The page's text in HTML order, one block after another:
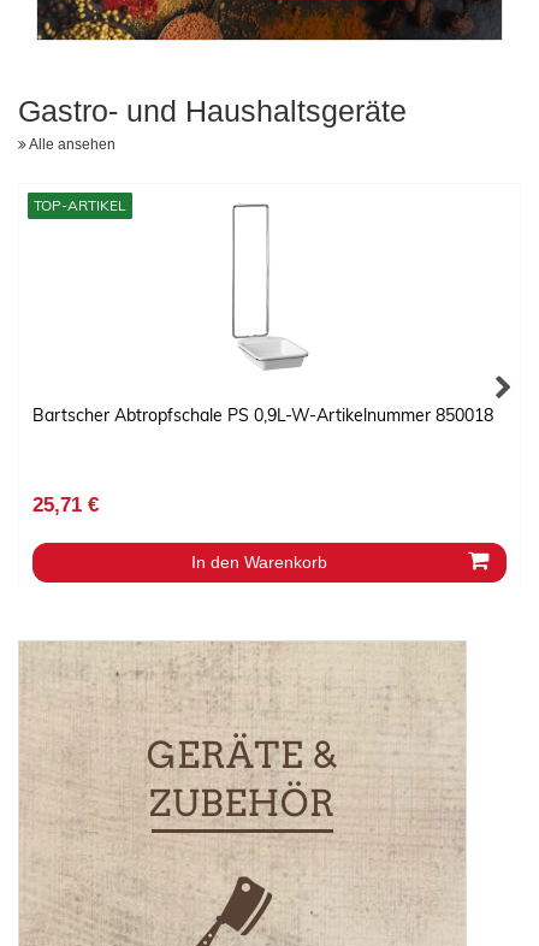
Gastro- und Haushaltsgeräte
Alle ansehen
TOP-ARTIKEL
Bartscher Abtropfschale PS 0,9L-W-Artikelnummer 850018
25,71 €
In den Warenkorb